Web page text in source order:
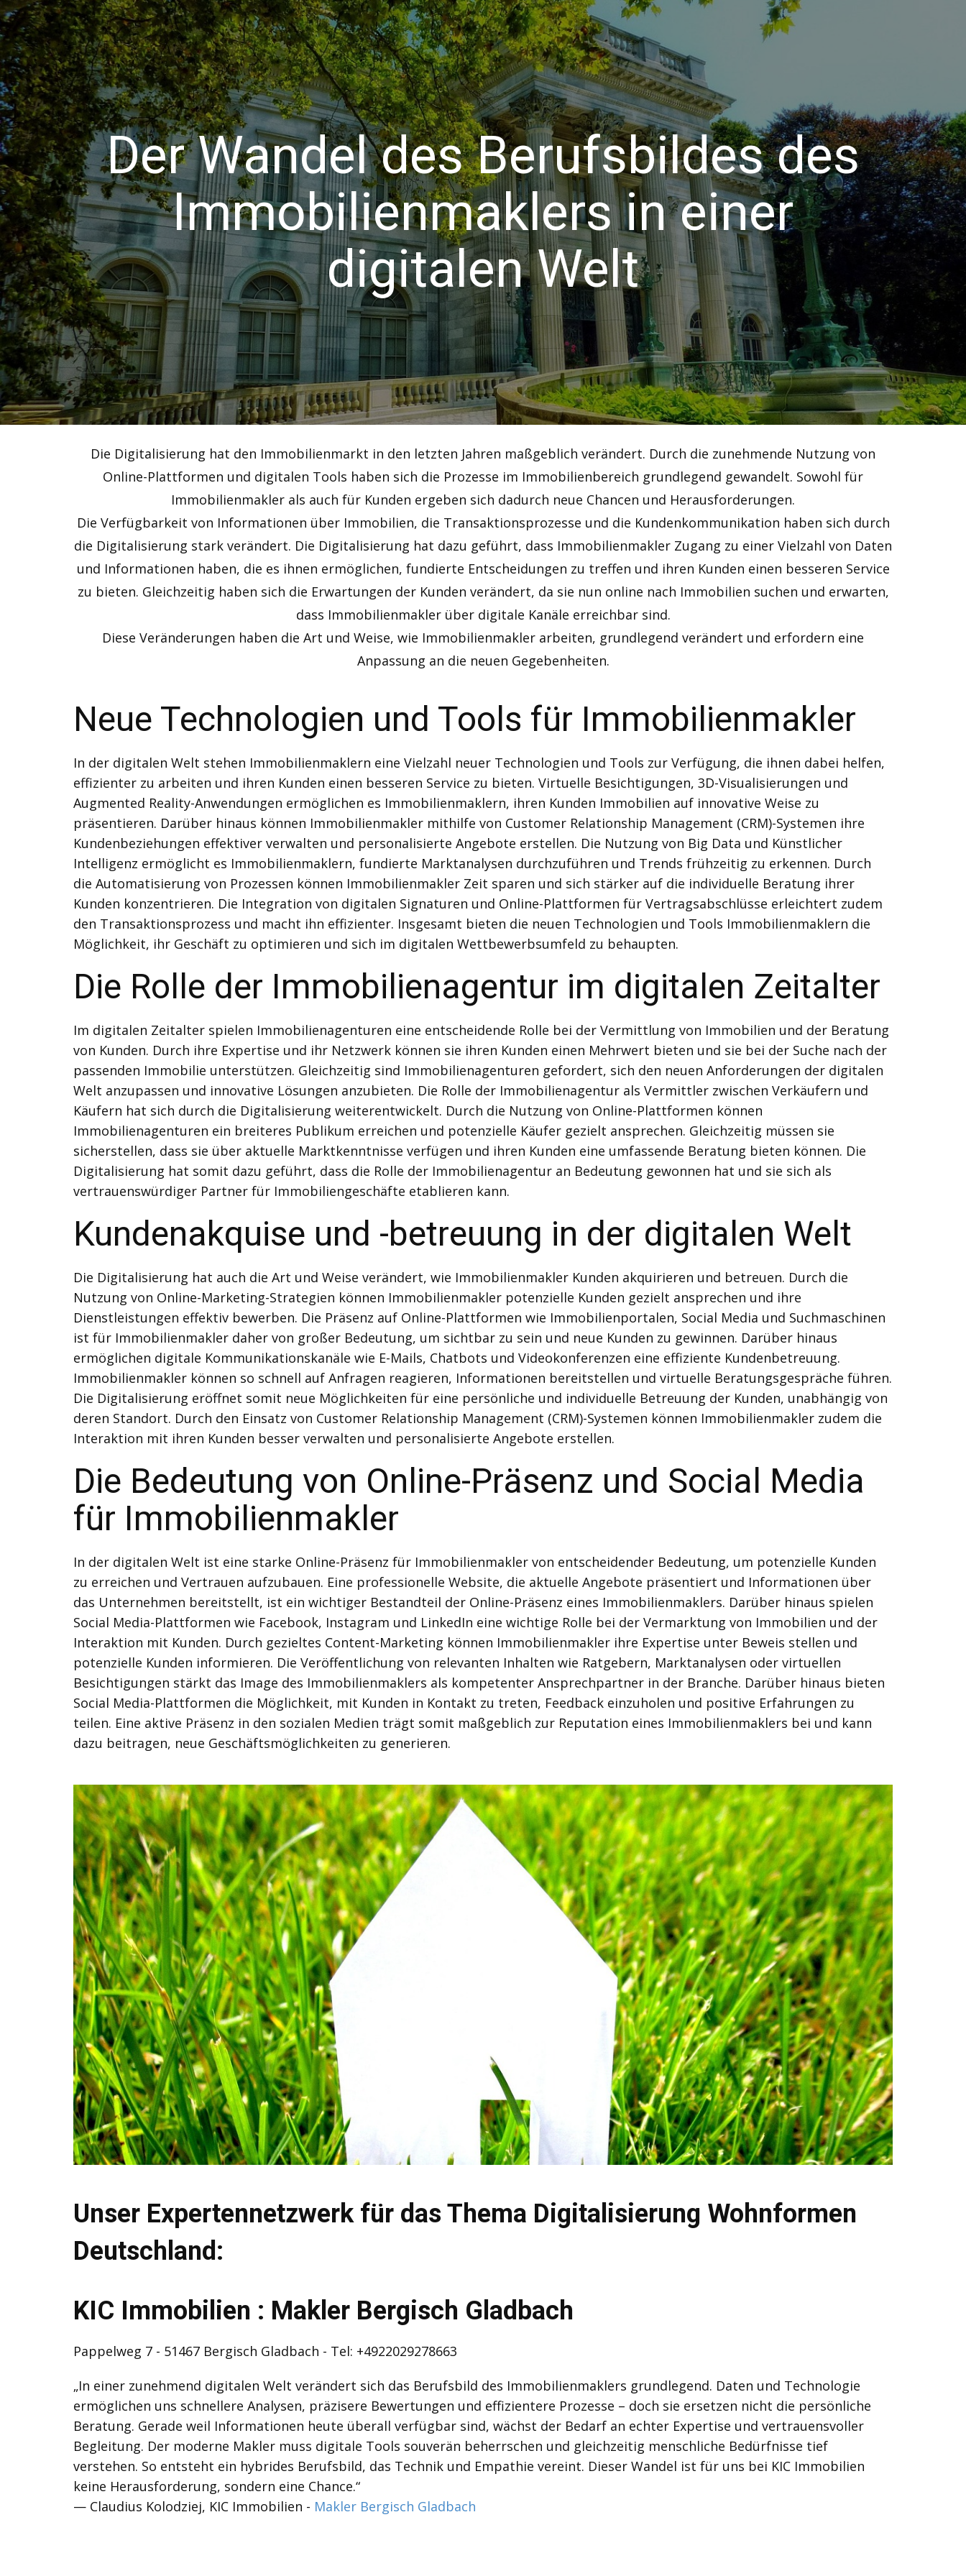
Der Wandel des Berufsbildes des
Immobilienmaklers in einer
digitalen Welt
Die Digitalisierung hat den Immobilienmarkt in den letzten Jahren maßgeblich verändert. Durch die zunehmende Nutzung von
Online-Plattformen und digitalen Tools haben sich die Prozesse im Immobilienbereich grundlegend gewandelt. Sowohl für
Immobilienmakler als auch für Kunden ergeben sich dadurch neue Chancen und Herausforderungen.
Die Verfügbarkeit von Informationen über Immobilien, die Transaktionsprozesse und die Kundenkommunikation haben sich durch
die Digitalisierung stark verändert. Die Digitalisierung hat dazu geführt, dass Immobilienmakler Zugang zu einer Vielzahl von Daten
und Informationen haben, die es ihnen ermöglichen, fundierte Entscheidungen zu treffen und ihren Kunden einen besseren Service
zu bieten. Gleichzeitig haben sich die Erwartungen der Kunden verändert, da sie nun online nach Immobilien suchen und erwarten,
dass Immobilienmakler über digitale Kanäle erreichbar sind.
Diese Veränderungen haben die Art und Weise, wie Immobilienmakler arbeiten, grundlegend verändert und erfordern eine
Anpassung an die neuen Gegebenheiten.
Neue Technologien und Tools für Immobilienmakler
In der digitalen Welt stehen Immobilienmaklern eine Vielzahl neuer Technologien und Tools zur Verfügung, die ihnen dabei helfen,
effizienter zu arbeiten und ihren Kunden einen besseren Service zu bieten. Virtuelle Besichtigungen, 3D-Visualisierungen und
Augmented Reality-Anwendungen ermöglichen es Immobilienmaklern, ihren Kunden Immobilien auf innovative Weise zu
präsentieren. Darüber hinaus können Immobilienmakler mithilfe von Customer Relationship Management (CRM)-Systemen ihre
Kundenbeziehungen effektiver verwalten und personalisierte Angebote erstellen. Die Nutzung von Big Data und Künstlicher
Intelligenz ermöglicht es Immobilienmaklern, fundierte Marktanalysen durchzuführen und Trends frühzeitig zu erkennen. Durch
die Automatisierung von Prozessen können Immobilienmakler Zeit sparen und sich stärker auf die individuelle Beratung ihrer
Kunden konzentrieren. Die Integration von digitalen Signaturen und Online-Plattformen für Vertragsabschlüsse erleichtert zudem
den Transaktionsprozess und macht ihn effizienter. Insgesamt bieten die neuen Technologien und Tools Immobilienmaklern die
Möglichkeit, ihr Geschäft zu optimieren und sich im digitalen Wettbewerbsumfeld zu behaupten.
Die Rolle der Immobilienagentur im digitalen Zeitalter
Im digitalen Zeitalter spielen Immobilienagenturen eine entscheidende Rolle bei der Vermittlung von Immobilien und der Beratung
von Kunden. Durch ihre Expertise und ihr Netzwerk können sie ihren Kunden einen Mehrwert bieten und sie bei der Suche nach der
passenden Immobilie unterstützen. Gleichzeitig sind Immobilienagenturen gefordert, sich den neuen Anforderungen der digitalen
Welt anzupassen und innovative Lösungen anzubieten. Die Rolle der Immobilienagentur als Vermittler zwischen Verkäufern und
Käufern hat sich durch die Digitalisierung weiterentwickelt. Durch die Nutzung von Online-Plattformen können
Immobilienagenturen ein breiteres Publikum erreichen und potenzielle Käufer gezielt ansprechen. Gleichzeitig müssen sie
sicherstellen, dass sie über aktuelle Marktkenntnisse verfügen und ihren Kunden eine umfassende Beratung bieten können. Die
Digitalisierung hat somit dazu geführt, dass die Rolle der Immobilienagentur an Bedeutung gewonnen hat und sie sich als
vertrauenswürdiger Partner für Immobiliengeschäfte etablieren kann.
Kundenakquise und -betreuung in der digitalen Welt
Die Digitalisierung hat auch die Art und Weise verändert, wie Immobilienmakler Kunden akquirieren und betreuen. Durch die
Nutzung von Online-Marketing-Strategien können Immobilienmakler potenzielle Kunden gezielt ansprechen und ihre
Dienstleistungen effektiv bewerben. Die Präsenz auf Online-Plattformen wie Immobilienportalen, Social Media und Suchmaschinen
ist für Immobilienmakler daher von großer Bedeutung, um sichtbar zu sein und neue Kunden zu gewinnen. Darüber hinaus
ermöglichen digitale Kommunikationskanäle wie E-Mails, Chatbots und Videokonferenzen eine effiziente Kundenbetreuung.
Immobilienmakler können so schnell auf Anfragen reagieren, Informationen bereitstellen und virtuelle Beratungsgespräche führen.
Die Digitalisierung eröffnet somit neue Möglichkeiten für eine persönliche und individuelle Betreuung der Kunden, unabhängig von
deren Standort. Durch den Einsatz von Customer Relationship Management (CRM)-Systemen können Immobilienmakler zudem die
Interaktion mit ihren Kunden besser verwalten und personalisierte Angebote erstellen.
Die Bedeutung von Online-Präsenz und Social Media
für Immobilienmakler
In der digitalen Welt ist eine starke Online-Präsenz für Immobilienmakler von entscheidender Bedeutung, um potenzielle Kunden
zu erreichen und Vertrauen aufzubauen. Eine professionelle Website, die aktuelle Angebote präsentiert und Informationen über
das Unternehmen bereitstellt, ist ein wichtiger Bestandteil der Online-Präsenz eines Immobilienmaklers. Darüber hinaus spielen
Social Media-Plattformen wie Facebook, Instagram und LinkedIn eine wichtige Rolle bei der Vermarktung von Immobilien und der
Interaktion mit Kunden. Durch gezieltes Content-Marketing können Immobilienmakler ihre Expertise unter Beweis stellen und
potenzielle Kunden informieren. Die Veröffentlichung von relevanten Inhalten wie Ratgebern, Marktanalysen oder virtuellen
Besichtigungen stärkt das Image des Immobilienmaklers als kompetenter Ansprechpartner in der Branche. Darüber hinaus bieten
Social Media-Plattformen die Möglichkeit, mit Kunden in Kontakt zu treten, Feedback einzuholen und positive Erfahrungen zu
teilen. Eine aktive Präsenz in den sozialen Medien trägt somit maßgeblich zur Reputation eines Immobilienmaklers bei und kann
dazu beitragen, neue Geschäftsmöglichkeiten zu generieren.
Unser Expertennetzwerk für das Thema Digitalisierung Wohnformen
Deutschland:
KIC Immobilien : Makler Bergisch Gladbach
Pappelweg 7 - 51467 Bergisch Gladbach - Tel: +4922029278663
„In einer zunehmend digitalen Welt verändert sich das Berufsbild des Immobilienmaklers grundlegend. Daten und Technologie
ermöglichen uns schnellere Analysen, präzisere Bewertungen und effizientere Prozesse – doch sie ersetzen nicht die persönliche
Beratung. Gerade weil Informationen heute überall verfügbar sind, wächst der Bedarf an echter Expertise und vertrauensvoller
Begleitung. Der moderne Makler muss digitale Tools souverän beherrschen und gleichzeitig menschliche Bedürfnisse tief
verstehen. So entsteht ein hybrides Berufsbild, das Technik und Empathie vereint. Dieser Wandel ist für uns bei KIC Immobilien
keine Herausforderung, sondern eine Chance.“
— Claudius Kolodziej, KIC Immobilien - Makler Bergisch Gladbach